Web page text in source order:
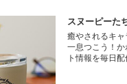
スヌーピーた
癒やされるキャ
一息つこう！
ト情報を毎日配